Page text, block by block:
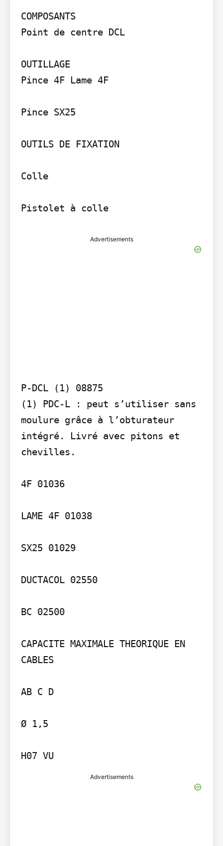
COMPOSANTS
Point de centre DCL
OUTILLAGE
Pince 4F Lame 4F
Pince SX25
OUTILS DE FIXATION
Colle
Pistolet à colle
Advertisements
P-DCL (1) 08875
(1) PDC-L : peut s’utiliser sans
moulure grâce à l’obturateur
intégré. Livré avec pitons et
chevilles.
4F 01036
LAME 4F 01038
SX25 01029
DUCTACOL 02550
BC 02500
CAPACITE MAXIMALE THEORIQUE EN
CABLES
AB C D
Ø 1,5
Advertisements